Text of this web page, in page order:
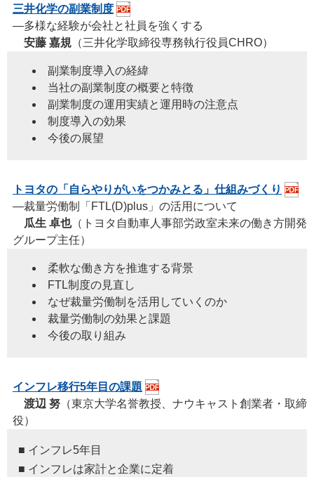
三井化学の副業制度
―多様な経験が会社と社員を強くする
安藤 嘉規 （三井化学取締役専務執行役員CHRO）
副業制度導入の経緯
当社の副業制度の概要と特徴
副業制度の運用実績と運用時の注意点
制度導入の効果
今後の展望
トヨタの「自らやりがいをつかみとる」仕組みづくり
―裁量労働制「FTL(D)plus」の活用について
瓜生 卓也（トヨタ自動車人事部労政室未来の働き方開発
グループ主任）
柔軟な働き方を推進する背景
FTL制度の見直し
なぜ裁量労働制を活用していくのか
裁量労働制の効果と課題
今後の取り組み
インフレ移行5年目の課題
渡辺 努 （東京大学名誉教授、ナウキャスト創業者・取締
役）
■ インフレ5年目
■ インフレは家計と企業に定着